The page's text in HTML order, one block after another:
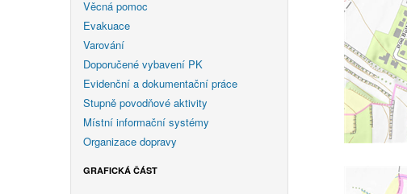
Věcná pomoc
Evakuace
Varování
Doporučené vybavení PK
Evidenční a dokumentační práce
Stupně povodňové aktivity
Místní informační systémy
Organizace dopravy
GRAFICKÁ ČÁST